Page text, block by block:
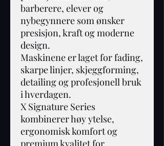
barberere, elever og
nybegynnere som ønsker
presisjon, kraft og moderne
design.
Maskinene er laget for fading,
skarpe linjer, skjeggforming,
detailing og profesjonell bruk
i hverdagen.
X Signature Series
kombinerer høy ytelse,
ergonomisk komfort og
premium kvalitet for